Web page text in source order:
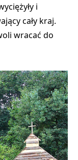
i
cały kraj.
wracać do